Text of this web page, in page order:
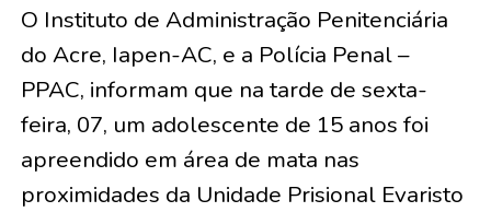
O Instituto de Administração Penitenciária
do Acre, Iapen-AC, e a Polícia Penal –
PPAC, informam que na tarde de sexta-
feira, 07, um adolescente de 15 anos foi
apreendido em área de mata nas
proximidades da Unidade Prisional Evaristo